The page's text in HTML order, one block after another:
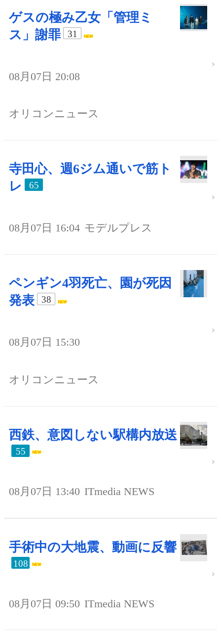
ゲスの極み乙女「管理ミ
ス」謝罪
31
08月07日 20:08
オリコンニュース
寺田心、週6ジム通いで筋ト
レ
65
08月07日 16:04 モデルプレス
ペンギン4羽死亡、園が死因
発表
38
08月07日 15:30
オリコンニュース
西鉄、意図しない駅構内放送
55
08月07日 13:40 ITmedia NEWS
手術中の大地震、動画に反響
108
08月07日 09:50 ITmedia NEWS